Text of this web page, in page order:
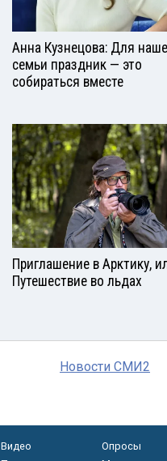
Анна Кузнецова: Для
семьи праздник — это
собираться вместе
Приглашение в Арктику,
Путешествие во льдах
Новости СМИ2
Видео Опросы